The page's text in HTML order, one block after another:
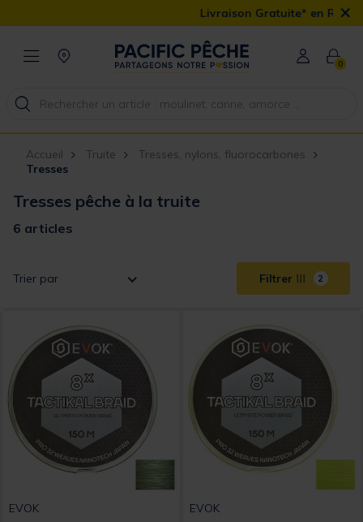
Livraison Gratuite* en Relais et
×
0
Accueil Truite
Tresses, nylons, fluorocarbones
Tresses
Tresses pêche à la truite
6 articles
Trier par Filtrer 2
EVOK EVOK